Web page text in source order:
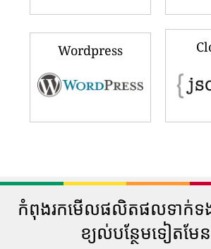
Wordpress
កំពុងរកមើលផលិតផលទាក់
ខ្យល់បន្ថែមទៀតមែ